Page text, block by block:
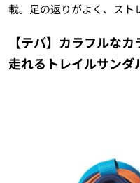
載。足の返りがよく、スト
【テバ】カラフルな
走れるトレイルサンダ